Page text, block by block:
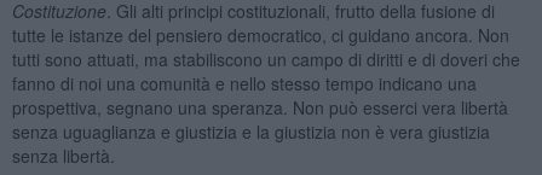
Costituzione . Gli alti principi costituzionali, frutto della fusione di
tutte le istanze del pensiero democratico, ci guidano ancora. Non
tutti sono attuati, ma stabiliscono un campo di diritti e di doveri che
fanno di noi una comunità e nello stesso tempo indicano una
prospettiva, segnano una speranza. Non può esserci vera libertà
senza uguaglianza e giustizia e la giustizia non è vera giustizia
senza libertà.